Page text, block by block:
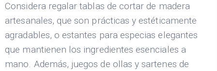
Considera regalar tablas de cortar de madera
artesanales, que son prácticas y estéticamente
agradables, o estantes para especias elegantes
que mantienen los ingredientes esenciales a
mano. Además, juegos de ollas y sartenes de